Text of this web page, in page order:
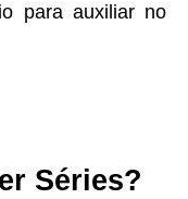
para auxiliar no
Séries?